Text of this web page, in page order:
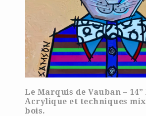
Le Marquis de Vauban – 14”
Acrylique et techniques
bois.